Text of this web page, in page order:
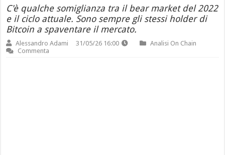
C'è qualche somiglianza tra il bear market del 2022
e il ciclo attuale. Sono sempre gli stessi holder di
Bitcoin a spaventare il mercato.
Alessandro Adami 31/05/26 16:00
Analisi On Chain
Commenta